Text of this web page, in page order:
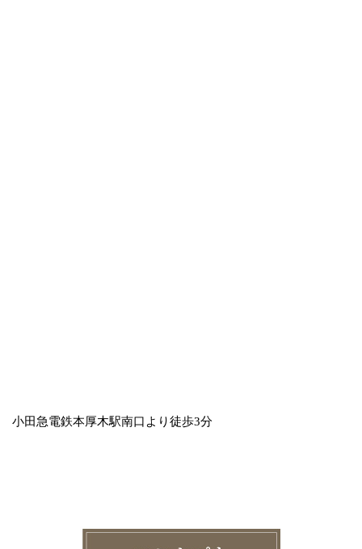
小田急電鉄本厚木駅南口より徒歩3分